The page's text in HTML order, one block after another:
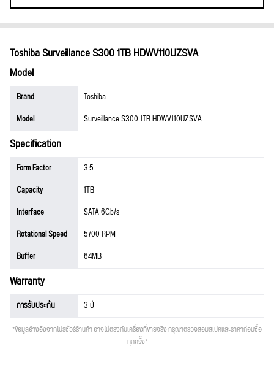
Toshiba Surveillance S300 1TB HDWV110UZSVA
Model
Brand
Toshiba
Model
Surveillance S300 1TB HDWV110UZSVA
Specification
Form Factor
3.5
Capacity
1TB
Interface
SATA 6Gb/s
Rotational Speed
5700 RPM
Buffer
64MB
Warranty
การรับประกัน 3 ปี
*ข้อมูลอ้างอิงจากโปรชัวร์ร้านค้า อาจไม่ตรงกับเครื่องที่ขายจริง กรุณาตรวจสอบสเปคและราคาก่อนซื้อ
ทุกครั้ง*